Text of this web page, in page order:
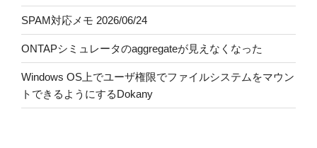
SPAM対応メモ 2026/06/24
ONTAPシミュレータのaggregateが見えなくなった
Windows OS上でユーザ権限でファイルシステムをマウン
トできるようにするDokany